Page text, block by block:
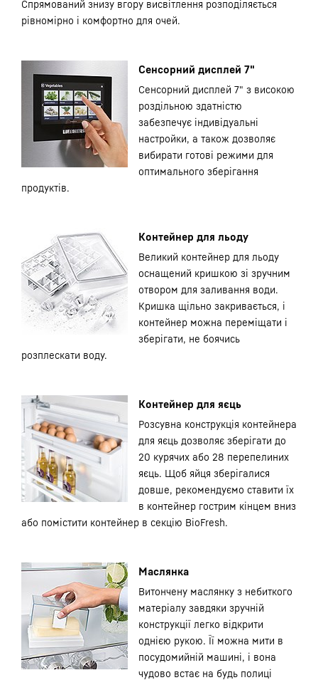
Спрямований знизу вгору висвітлення розподіляється
рівномірно і комфортно для очей.
Сенсорний дисплей 7"
Сенсорний дисплей 7" з високою
роздільною здатністю
забезпечує індивідуальні
настройки, а також дозволяє
вибирати готові режими для
оптимального зберігання
продуктів.
Контейнер для льоду
Великий контейнер для льоду
оснащений кришкою зі зручним
отвором для заливання води.
Кришка щільно закривається, і
контейнер можна переміщати і
зберігати, не боячись
розплескати воду.
Контейнер для яєць
Розсувна конструкція контейнера
для яєць дозволяє зберігати до
20 курячих або 28 перепелиних
яєць. Щоб яйця зберігалися
довше, рекомендуємо ставити їх
в контейнер гострим кінцем вниз
або помістити контейнер в секцію BioFresh.
Маслянка
Витончену маслянку з небиткого
матеріалу завдяки зручній
конструкції легко відкрити
однією рукою. Її можна мити в
посудомийній машині, і вона
чудово встає на будь полиці